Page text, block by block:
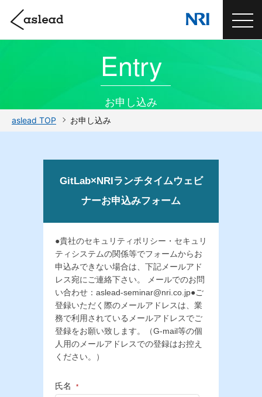
Entry
お申し込み
aslead TOP お申し込み
GitLab×NRIランチタイムウェビ
ナーお申込みフォーム
●貴社のセキュリティポリシー・セキュリ
ティシステムの関係等でフォームからお
申込みできない場合は、下記メールアド
レス宛にご連絡下さい。 メールでのお問
い合わせ：aslead-seminar@nri.co.jp●ご
登録いただく際のメールアドレスは、業
務で利用されているメールアドレスでご
登録をお願い致します。（G-mail等の個
人用のメールアドレスでの登録はお控え
ください。）
氏名 *